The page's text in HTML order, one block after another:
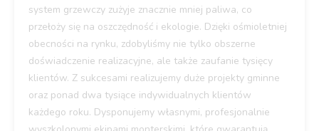
system grzewczy zużyje znacznie mniej paliwa, co
przełoży się na oszczędność i ekologie. Dzięki ośmioletniej
obecności na rynku, zdobyliśmy nie tylko obszerne
doświadczenie realizacyjne, ale także zaufanie tysięcy
klientów. Z sukcesami realizujemy duże projekty gminne
oraz ponad dwa tysiące indywidualnych klientów
każdego roku. Dysponujemy własnymi, profesjonalnie